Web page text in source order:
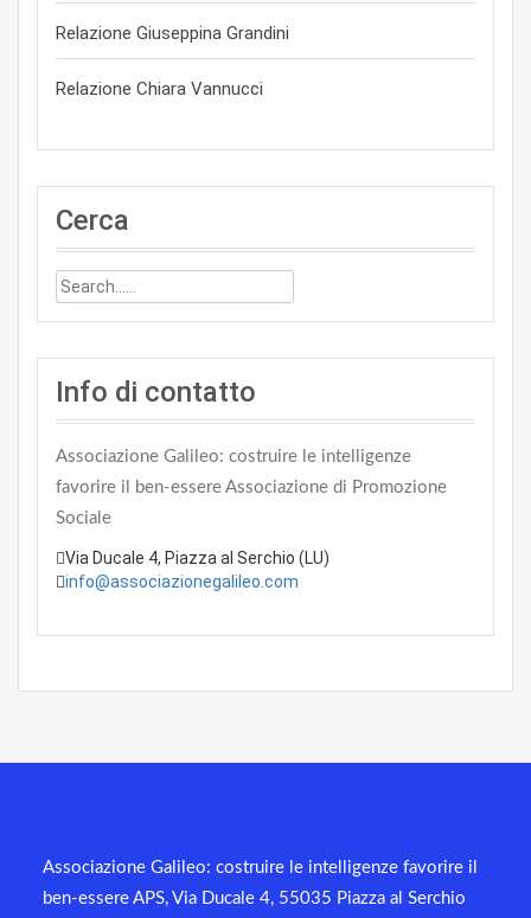
Relazione Giuseppina Grandini
Relazione Chiara Vannucci
Cerca
Info di contatto
Associazione Galileo: costruire le intelligenze
favorire il ben-essere Associazione di Promozione
Sociale
Via Ducale 4, Piazza al Serchio (LU)
info@associazionegalileo.com
Associazione Galileo: costruire le intelligenze favorire il
ben-essere APS, Via Ducale 4, 55035 Piazza al Serchio